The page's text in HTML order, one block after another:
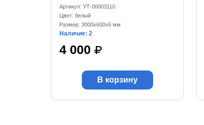
Артикул: УТ-00003110
Цвет: белый
Размер: 3000x600x6 мм
Наличие: 2
4 000
В корзину